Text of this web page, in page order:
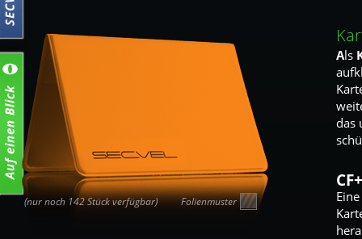
(nur noch 142 Stück verfügbar) Folienmuster
Als
das
CF+